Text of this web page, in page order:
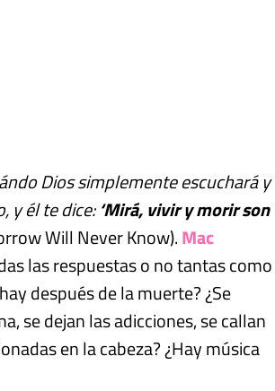
Dios simplemente escuchará y
y él te dice:‘Mirá, vivir y morir son
Will Never Know).Mac
las respuestas o no tantas como
después de la muerte? ¿Se
se dejan las adicciones, se callan
en la cabeza? ¿Hay música